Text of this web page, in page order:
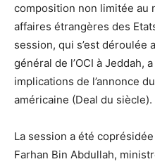
composition non limitée au
affaires étrangères des
session, qui s’est déroulée
général de l’OCI à Jeddah,
implications de l’annonce
américaine (Deal du siècle).
La session a été
Farhan Bin Abdullah,